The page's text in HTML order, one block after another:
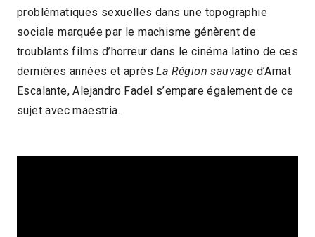
problématiques sexuelles dans une topographie
sociale marquée par le machisme génèrent de
troublants films d’horreur dans le cinéma latino de ces
dernières années et aprèsLa Région sauvage d’Amat
Escalante, Alejandro Fadel s’empare également de ce
sujet avec maestria.